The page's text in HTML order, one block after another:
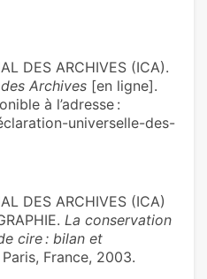
DES ARCHIVES (ICA).
Archives [en ligne].
à l’adresse :
universelle-des-
DES ARCHIVES (ICA)
La conservation
cire : bilan et
France, 2003.